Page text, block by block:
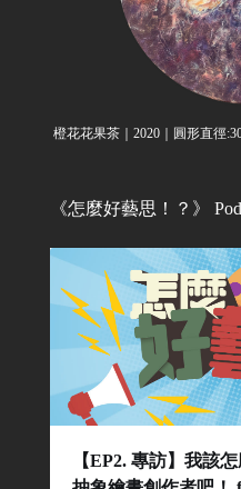
橙花花果茶｜2020｜圓形直徑
《怎麼好藝思！？》
【EP2. 專訪】我該